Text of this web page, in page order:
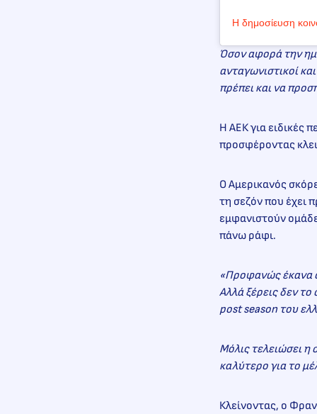
Η δημοσίευση
Όσον αφορά την
ανταγωνιστικοί
πρέπει και να
Η ΑΕΚ για ειδικές
προσφέροντας
Ο Αμερικανός
τη σεζόν που έχει
εμφανιστούν
πάνω ράφι.
«Προφανώς έκανα
Αλλά ξέρεις δεν
post season του
Μόλις τελειώσει η
καλύτερο για το
Κλείνοντας, ο